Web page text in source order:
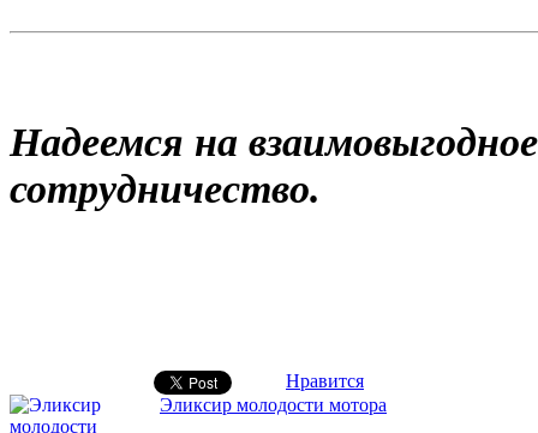
Надеемся на
сотрудничество.
Нравится
Эликсир молодости мотора